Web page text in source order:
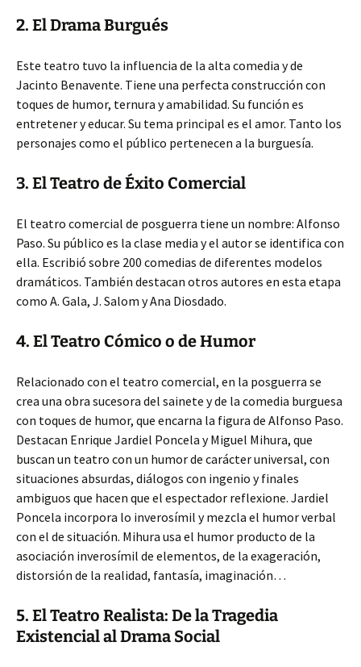
2. El Drama Burgués
Este teatro tuvo la influencia de la alta comedia y de
Jacinto Benavente. Tiene una perfecta construcción con
toques de humor, ternura y amabilidad. Su función es
entretener y educar. Su tema principal es el amor. Tanto los
personajes como el público pertenecen a la burguesía.
3. El Teatro de Éxito Comercial
El teatro comercial de posguerra tiene un nombre: Alfonso
Paso. Su público es la clase media y el autor se identifica con
ella. Escribió sobre 200 comedias de diferentes modelos
dramáticos. También destacan otros autores en esta etapa
como A. Gala, J. Salom y Ana Diosdado.
4. El Teatro Cómico o de Humor
Relacionado con el teatro comercial, en la posguerra se
crea una obra sucesora del sainete y de la comedia burguesa
con toques de humor, que encarna la figura de Alfonso Paso.
Destacan Enrique Jardiel Poncela y Miguel Mihura, que
buscan un teatro con un humor de carácter universal, con
situaciones absurdas, diálogos con ingenio y finales
ambiguos que hacen que el espectador reflexione. Jardiel
Poncela incorpora lo inverosímil y mezcla el humor verbal
con el de situación. Mihura usa el humor producto de la
asociación inverosímil de elementos, de la exageración,
distorsión de la realidad, fantasía, imaginación…
5. El Teatro Realista: De la Tragedia
Existencial al Drama Social